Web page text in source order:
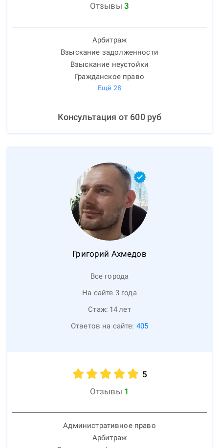
Отзывы 3
Арбитраж
Взыскание задолженности
Взыскание неустойки
Гражданское право
Ещё 28
Консультация от 600руб
Григорий Ахмедов
Все города
На сайте 3 года
Стаж: 14лет
Ответов на сайте: 405
5
Отзывы 1
Административное право
Арбитраж